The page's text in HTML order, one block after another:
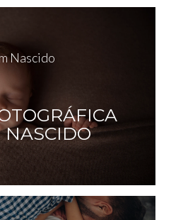
Nascido
NASCIDO